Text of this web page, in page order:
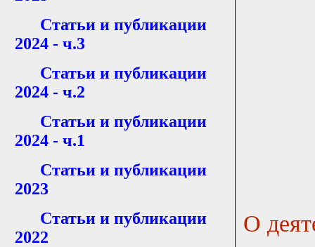
Статьи и публикации
2024 - ч.3
Статьи и публикации
2024 - ч.2
Статьи и публикации
2024 - ч.1
Статьи и публикации
2023
Статьи и публикации
2022
О